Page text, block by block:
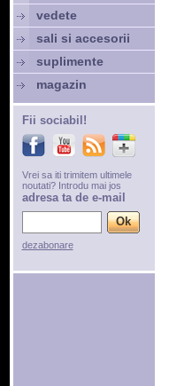
vedete
sali si accesorii
suplimente
magazin
Fii sociabil!
Vrei sa iti trimitem ultimele
noutati? Introdu mai jos
adresa ta de e-mail
dezabonare